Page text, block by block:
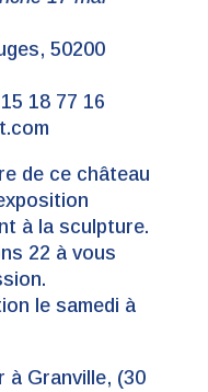
50200
18 77 16
de ce château
à la sculpture.
22 à vous
le samedi à
à Granville, (30